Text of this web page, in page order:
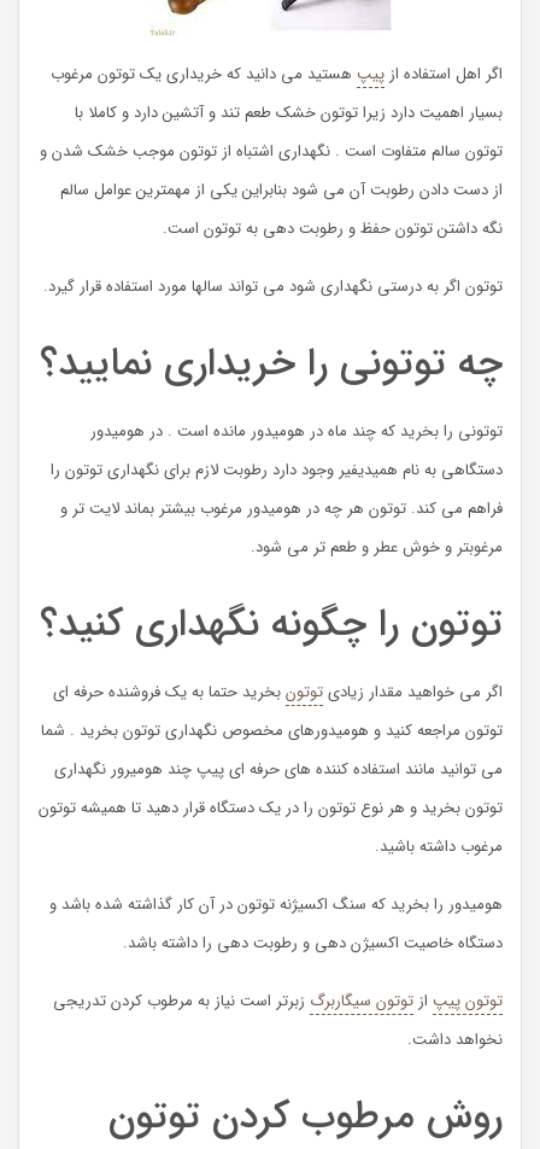
اگر اهل استفاده از پیپ هستید می دانید که خریداری یک توتون مرغوب
بسیار اهمیت دارد زیرا توتون خشک طعم تند و آتشین دارد و کاملا با
توتون سالم متفاوت است . نگهداری اشتباه از توتون موجب خشک شدن و
از دست دادن رطوبت آن می شود بنابراین یکی از مهمترین عوامل سالم
نگه داشتن توتون حفظ و رطوبت دهی به توتون است.
توتون اگر به درستی نگهداری شود می تواند سالها مورد استفاده قرار گیرد.
چه توتونی را خریداری نمایید؟
توتونی را بخرید که چند ماه در هومیدور مانده است . در هومیدور
دستگاهی به نام همیدیفیر وجود دارد رطوبت لازم برای نگهداری توتون را
فراهم می کند. توتون هر چه در هومیدور مرغوب بیشتر بماند لایت تر و
مرغوبتر و خوش عطر و طعم تر می شود.
توتون را چگونه نگهداری کنید؟
اگر می خواهید مقدار زیادیتوتونبخرید حتما به یک فروشنده حرفه ای
توتون مراجعه کنید و هومیدورهای مخصوص نگهداری توتون بخرید . شما
می توانید مانند استفاده کننده های حرفه ای پیپ چند هومیرور نگهداری
توتون بخرید و هر نوع توتون را در یک دستگاه قرار دهید تا همیشه توتون
مرغوب داشته باشید.
هومیدور را بخرید که سنگ اکسیژنه توتون در آن کار گذاشته شده باشد و
دستگاه خاصیت اکسیژن دهی و رطوبت دهی را داشته باشد.
توتون پیپ از توتون سیگاربرگ زبرتر است نیاز به مرطوب کردن تدریجی
نخواهد داشت.
روش مرطوب کردن توتون